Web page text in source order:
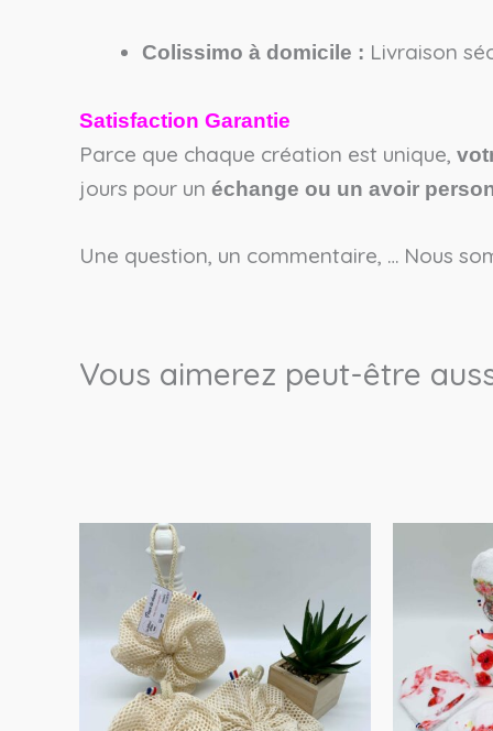
Colissimo à domicile : Livraison
Satisfaction Garantie
Parce que chaque création est unique,
jours pour un échange ou un avoir
Une question, un commentaire, … Nous
Vous aimerez peut-être